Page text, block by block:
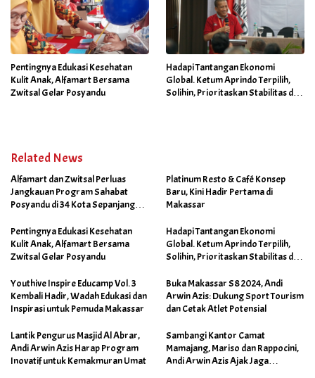
Pentingnya Edukasi Kesehatan
Kulit Anak, Alfamart Bersama
Zwitsal Gelar Posyandu
Hadapi Tantangan Ekonomi
Global. Ketum Aprindo Terpilih,
Solihin, Prioritaskan Stabilitas dan
Related News
Alfamart dan Zwitsal Perluas
Jangkauan Program Sahabat
Posyandu di 34 Kota Sepanjang
Platinum Resto & Café Konsep
Baru, Kini Hadir Pertama di
Makassar
Pentingnya Edukasi Kesehatan
Kulit Anak, Alfamart Bersama
Zwitsal Gelar Posyandu
Hadapi Tantangan Ekonomi
Global. Ketum Aprindo Terpilih,
Solihin, Prioritaskan Stabilitas dan
Youthive Inspire Educamp Vol. 3
Kembali Hadir, Wadah Edukasi dan
Inspirasi untuk Pemuda Makassar
Buka Makassar S8 2024, Andi
Arwin Azis: Dukung Sport Tourism
dan Cetak Atlet Potensial
Lantik Pengurus Masjid Al Abrar,
Andi Arwin Azis Harap Program
Inovatif untuk Kemakmuran Umat
Sambangi Kantor Camat
Mamajang, Mariso dan Rappocini,
Andi Arwin Azis Ajak Jaga